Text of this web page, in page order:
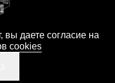
вы даете согласие на
cookies